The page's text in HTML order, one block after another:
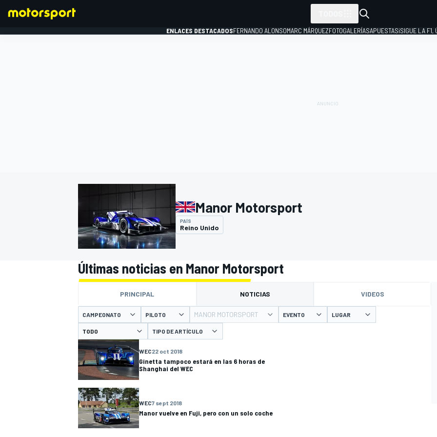
INDYCAR
WEC
ENLACES DESTACADOSFERNANDO ALONSOMARC MÁRQUEZFOTOGALERÍASAPUESTAS¡SIGUE LA F1,
Manor Motorsport
PAÍS
Reino Unido
Últimas noticias en Manor Motorsport
PRINCIPAL NOTICIAS VIDEOS
CAMPEONATO PILOTO MANOR MOTORSPORT EVENTO LUGAR
TIPO DE ARTÍCULO
WEC22 oct 2018
Ginetta tampoco estará en las 6 horas de
Shanghai del WEC
WEC7 sept 2018
Manor vuelve en Fuji, pero con un solo coche